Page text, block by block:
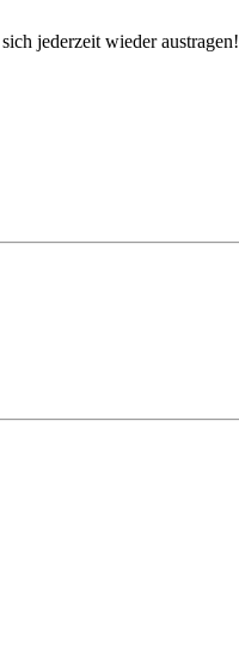
jederzeit wieder austragen!